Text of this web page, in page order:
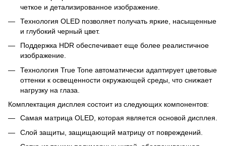
четкое и детализированное изображение.
Технология OLED позволяет получать яркие, насыщенные
и глубокий черный цвет.
Поддержка HDR обеспечивает еще более реалистичное
изображение.
Технология True Tone автоматически адаптирует цветовые
оттенки к освещенности окружающей среды, что снижает
нагрузку на глаза.
Комплектация дисплея состоит из следующих компонентов:
Самая матрица OLED, которая является основой дисплея.
Слой защиты, защищающий матрицу от повреждений.